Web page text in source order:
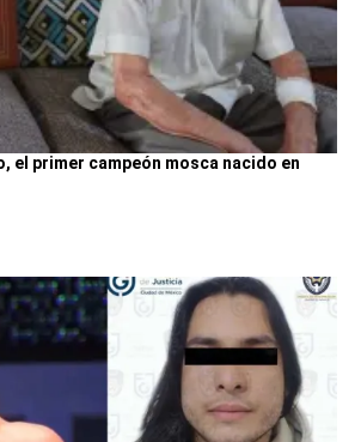
el primer campeón mosca nacido en